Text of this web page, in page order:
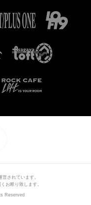
されています。
お断り致します。
Reserved